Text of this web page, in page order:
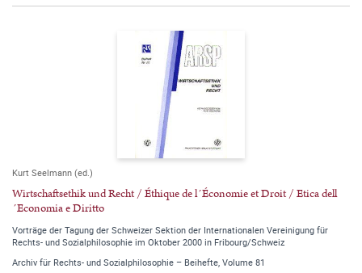
Kurt Seelmann (ed.)
Wirtschaftsethik und Recht / Éthique de l´Économie et Droit / Etica dell
´Economia e Diritto
Vorträge der Tagung der Schweizer Sektion der Internationalen Vereinigung für
Rechts- und Sozialphilosophie im Oktober 2000 in Fribourg/Schweiz
Archiv für Rechts- und Sozialphilosophie – Beihefte, Volume 81